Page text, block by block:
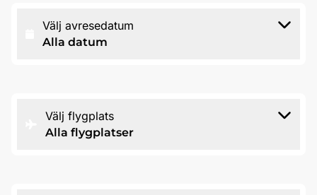
Välj avresedatum
Alla datum
Välj flygplats
Alla flygplatser